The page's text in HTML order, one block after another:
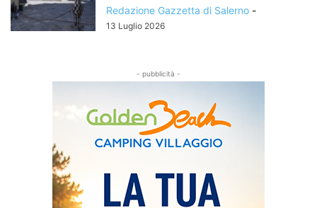
Redazione Gazzetta di Salerno -
13 Luglio 2026
- pubblicità -